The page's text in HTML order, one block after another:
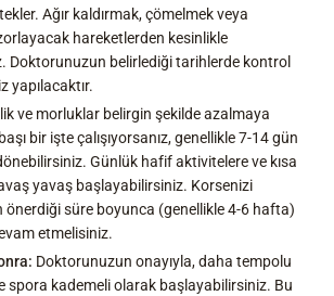
Ağır kaldırmak, çömelmek veya
zorlayacak hareketlerden kesinlikle
Doktorunuzun belirlediği tarihlerde kontrol
yapılacaktır.
ve morluklar belirgin şekilde azalmaya
bir işte çalışıyorsanız, genellikle 7-14 gün
Günlük hafif aktivitelere ve kısa
yavaş başlayabilirsiniz. Korsenizi
süre boyunca (genellikle 4-6 hafta)
etmelisiniz.
Doktorunuzun onayıyla, daha tempolu
spora kademeli olarak başlayabilirsiniz. Bu